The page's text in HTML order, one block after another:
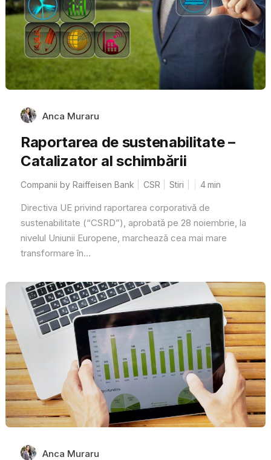
Anca Muraru
Raportarea de sustenabilitate –
Catalizator al schimbării
Companii by Raiffeisen Bank CSR Stiri 4min
Directiva UE privind raportarea corporativă de
sustenabilitate (“CSRD”), aprobată pe 28 noiembrie, la
nivelul Uniunii Europene, marchează cea mai mare
transformare în...
Anca Muraru